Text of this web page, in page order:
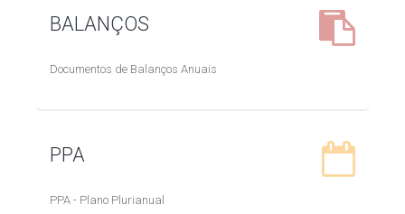
BALANÇOS
Documentos de Balanços Anuais
PPA
PPA - Plano Plurianual